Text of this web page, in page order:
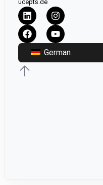
ucepts.de
German